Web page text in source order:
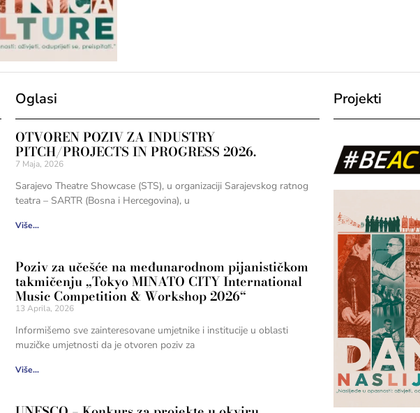
Oglasi
OTVOREN POZIV ZA INDUSTRY
PITCH/PROJECTS IN PROGRESS 2026.
7 Maja, 2026
Sarajevo Theatre Showcase (STS), u organizaciji Sarajevskog ratnog
teatra – SARTR (Bosna i Hercegovina), u
Više...
Poziv za učešće na međunarodnom pijanističkom
takmičenju „Tokyo MINATO CITY International
Music Competition & Workshop 2026“
13 Aprila, 2026
Informišemo sve zainteresovane umjetnike i institucije u oblasti
muzičke umjetnosti da je otvoren poziv za
Više...
Projekti